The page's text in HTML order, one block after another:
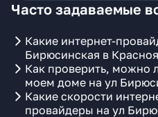
Часто задаваемые
Какие интернет-
Бирюсинская в
Как проверить, можно
моем доме на ул
Какие скорости
провайдеры на ул